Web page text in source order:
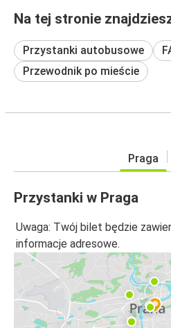
Na tej stronie
Przystanki autobusowe
Przewodnik po mieście
Praga
Przystanki w Praga
Uwaga: Twój bilet będzie
informacje adresowe.